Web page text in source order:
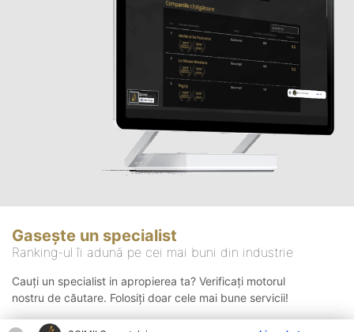
Gasește un specialist
Ranking-ul îi adună pe cei mai buni din industrie
Cauți un specialist in apropierea ta? Verificați motorul
nostru de căutare. Folosiți doar cele mai bune servicii!